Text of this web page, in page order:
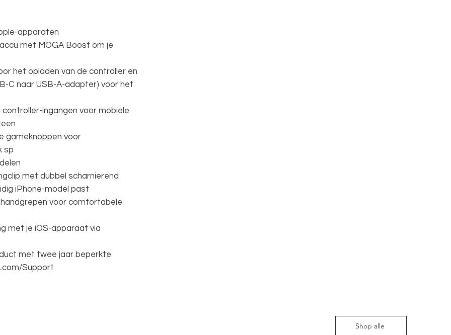
apparaten
met MOGA Boost om je
het opladen van de controller en
C naar USB-A-adapter) voor het
ingangen voor mobiele
gameknoppen voor
sp
met dubbel scharnierend
iPhone-model past
voor comfortabele
met je iOS-apparaat via
met twee jaar beperkte
Support
Shop alle